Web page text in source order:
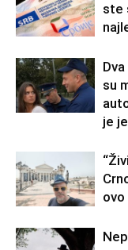
ste
su
je